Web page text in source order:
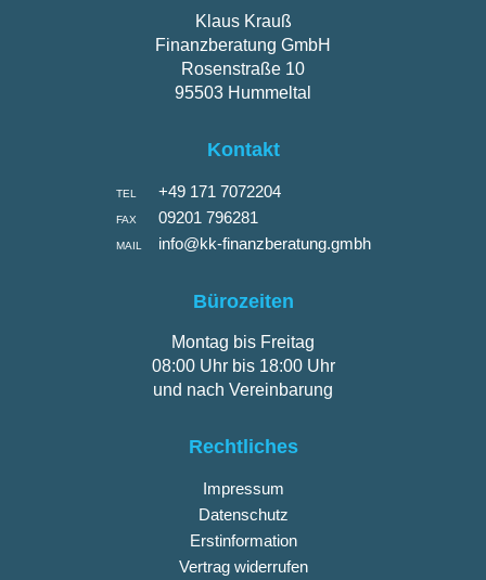
Klaus Krauß
Finanzberatung GmbH
Rosenstraße 10
95503 Hummeltal
Kontakt
TEL +49 171 7072204
FAX 09201 796281
MAIL info@kk-finanzberatung.gmbh
Bürozeiten
Montag bis Freitag
08:00 Uhr bis 18:00 Uhr
und nach Vereinbarung
Rechtliches
Impressum
Datenschutz
Erstinformation
Vertrag widerrufen